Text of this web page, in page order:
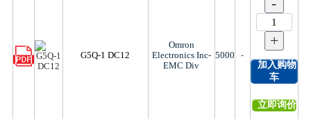
G5Q-1 DC12
Omron
Electronics Inc-
EMC Div
5000 -
+
加入购物
车
立即询价